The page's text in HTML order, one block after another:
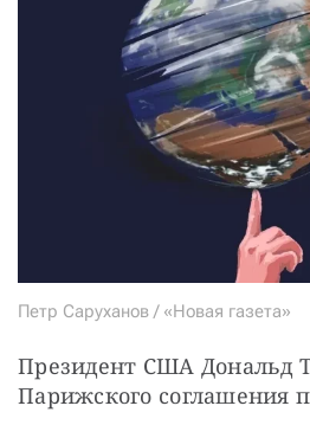
Петр Саруханов / «Новая газета»
Президент США Дональд
Парижского соглашения